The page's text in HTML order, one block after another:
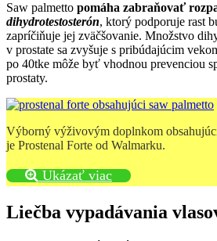
Saw palmetto pomáha zabraňovať
dihydrotestosterón, ktorý podporuje rast
zapríčiňuje jej zväčšovanie. Množstvo
v prostate sa zvyšuje s pribúdajúcim
po 40tke môže byť vhodnou prevenciou
prostaty.
Výborný výživovým doplnkom
je Prostenal Forte od Walmarku.
Ukázať viac
Liečba vypadávania